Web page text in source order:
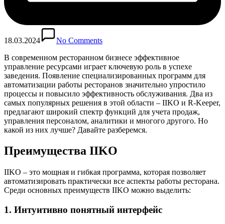
18.03.2024
No Comments
В современном ресторанном бизнесе эффективное
управление ресурсами играет ключевую роль в успехе
заведения. Появление специализированных программ для
автоматизации работы ресторанов значительно упростило
процессы и повысило эффективность обслуживания. Два из
самых популярных решения в этой области – IIKO и R-Keeper,
предлагают широкий спектр функций для учета продаж,
управления персоналом, аналитики и многого другого. Но
какой из них лучше? Давайте разберемся.
Преимущества IIKO
IIKO – это мощная и гибкая программа, которая позволяет
автоматизировать практически все аспекты работы ресторана.
Среди основных преимуществ IIKO можно выделить:
1. Интуитивно понятный интерфейс